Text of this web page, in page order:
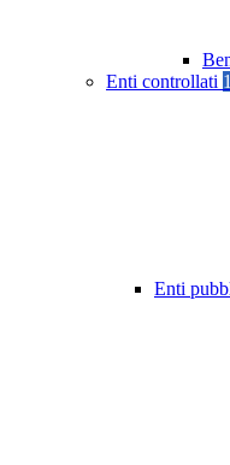
Enti controllati 1
Enti